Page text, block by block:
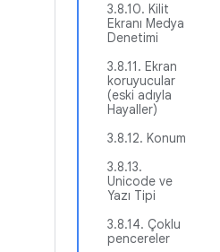
3.8.10. Kilit
Ekranı Medya
Denetimi
3.8.11. Ekran
koruyucular
(eski adıyla
Hayaller)
3.8.12. Konum
3.8.13.
Unicode ve
Yazı Tipi
3.8.14. Çoklu
pencereler